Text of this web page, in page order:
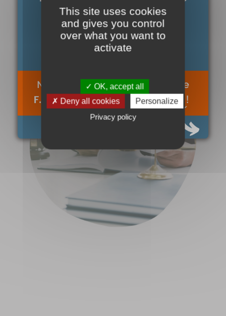
This site uses cookies
and gives you control
over what you want to
activate
✓ OK, accept all
✗ Deny all cookies
Personalize
Privacy policy